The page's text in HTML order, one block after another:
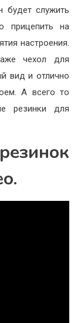
будет служить
прицепить на
настроения.
чехол для
вид и отлично
А всего то
резинки для